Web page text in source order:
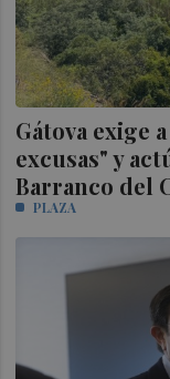
Gátova exige
excusas" y
Barranco del
PLAZA